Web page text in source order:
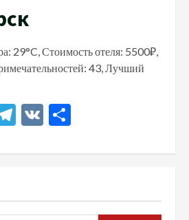
29°C, Стоимость отеля: 5500₽,
43, Лучший
Telegram
VK